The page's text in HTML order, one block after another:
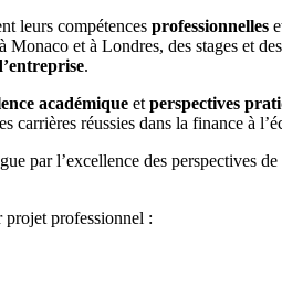
leurs compétences professionnelles
et à Londres, des stages et
.
académique et perspectives
carrières réussies dans la finance à
par l’excellence des perspectives
projet professionnel :